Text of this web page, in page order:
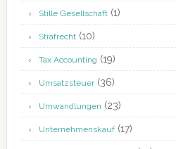
Stille Gesellschaft(1)
Strafrecht(10)
Tax Accounting (19)
Umsatzsteuer(36)
Umwandlungen (23)
Unternehmenskauf(17)